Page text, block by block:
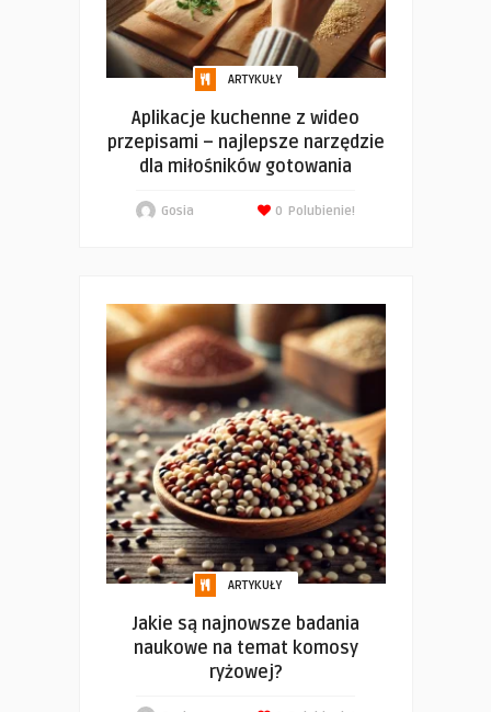
ARTYKUŁY
Aplikacje kuchenne z wideo
przepisami – najlepsze narzędzie
dla miłośników gotowania
Gosia Polubienie!
0
ARTYKUŁY
Jakie są najnowsze badania
naukowe na temat komosy
ryżowej?